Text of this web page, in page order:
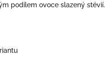
podílem ovoce slazený stévií.